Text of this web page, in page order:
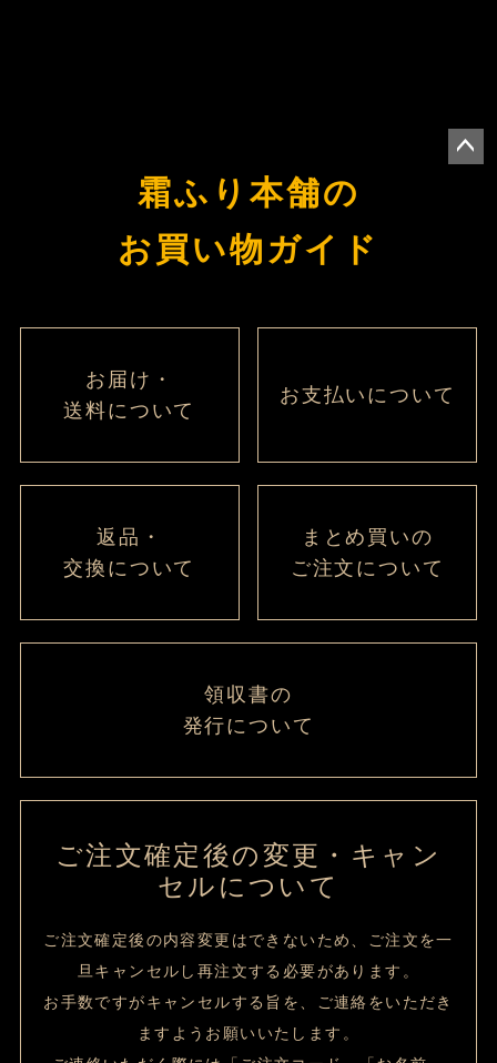
霜ふり本舗の
お買い物ガイド
お届け・
送料について
お支払いについて
返品・
交換について
まとめ買いの
ご注文について
領収書の
発行について
ご注文確定後の変更・キャン
セルについて
ご注文確定後の内容変更はできないため、ご注文を一
旦キャンセルし再注文する必要があります。
お手数ですがキャンセルする旨を、ご連絡をいただき
ますようお願いいたします。